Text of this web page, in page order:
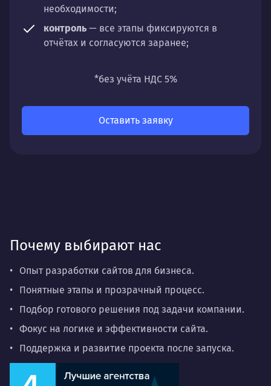
необходимости;
контроль — все этапы фиксируются в
отчётах и согласуются заранее;
направлений: стратегии, настройки,
*без учёта НДС 5%
Оставить заявку
Почему выбирают нас
Опыт разработки сайтов для бизнеса.
Понятные этапы и прозрачный процесс.
Подбор готового решения под задачи компании.
Фокус на логике и эффективности сайта.
Поддержка и развитие проекта после запуска.